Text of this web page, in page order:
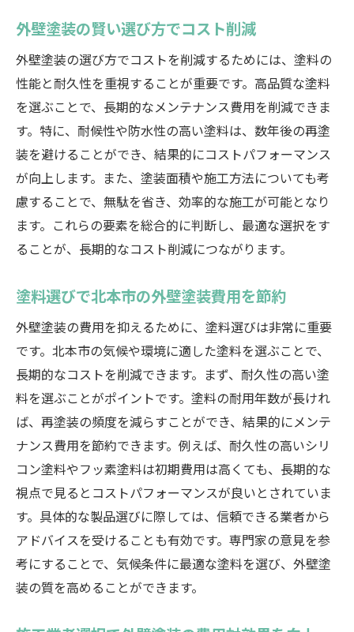
見積もりを活用した外壁塗装の費用削減術
北本市の外壁塗装で賢くコストを管理
外壁塗装費用を北本市で最適化する方法
北本市で外壁塗装費用を最適化する秘訣
高性能塗料を選んでコストを最適化
最適な業者選びで外壁塗装費用を削減
見積もり活用で費用対効果を向上させる
外壁塗装事例に学ぶコスト最適化のポイン
ト
北本市での外壁塗装費用の効果的管理
北本市での外壁塗装費用を考慮する秘訣
外壁塗装の費用を考慮した選び方
塗料選びで外壁塗装費用をしっかり管理
業者選定でコストパフォーマンスを向上
見積もり比較で外壁塗装費用を抑える方法
施工事例から学ぶ外壁塗装費用の考慮点
北本市で外壁塗装費用を賢く計画する方法
北本市の外壁塗装コスト削減のポイント
外壁塗装でコスト削減するためのポイント
高性能塗料を選択してコスト削減
業者選びで外壁塗装コストを削減
外壁塗装の賢い選び方でコスト削減
外壁塗装の選び方でコストを削減するためには、塗料の
性能と耐久性を重視することが重要です。高品質な塗料
を選ぶことで、長期的なメンテナンス費用を削減できま
す。特に、耐候性や防水性の高い塗料は、数年後の再塗
装を避けることができ、結果的にコストパフォーマンス
が向上します。また、塗装面積や施工方法についても考
慮することで、無駄を省き、効率的な施工が可能となり
ます。これらの要素を総合的に判断し、最適な選択をす
ることが、長期的なコスト削減につながります。
塗料選びで北本市の外壁塗装費用を節約
外壁塗装の費用を抑えるために、塗料選びは非常に重要
です。北本市の気候や環境に適した塗料を選ぶことで、
長期的なコストを削減できます。まず、耐久性の高い塗
料を選ぶことがポイントです。塗料の耐用年数が長けれ
ば、再塗装の頻度を減らすことができ、結果的にメンテ
ナンス費用を節約できます。例えば、耐久性の高いシリ
コン塗料やフッ素塗料は初期費用は高くても、長期的な
視点で見るとコストパフォーマンスが良いとされていま
す。具体的な製品選びに際しては、信頼できる業者から
アドバイスを受けることも有効です。専門家の意見を参
考にすることで、気候条件に最適な塗料を選び、外壁塗
装の質を高めることができます。